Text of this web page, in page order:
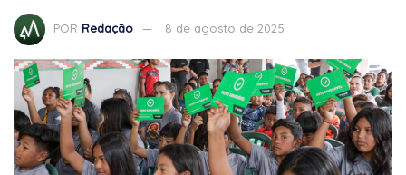
POR Redação 8 de agosto de 2025